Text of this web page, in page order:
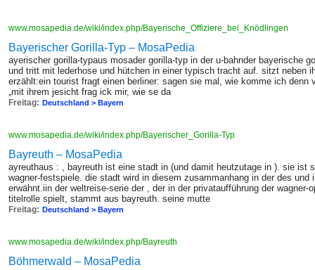
www.mosapedia.de/wiki/index.php/Bayerische_Offiziere_bei_Knödlingen
Bayerischer Gorilla-Typ – MosaPedia
ayerischer gorilla-typaus mosader gorilla-typ in der u-bahnder bayerische
und tritt mit lederhose und hütchen in einer typisch tracht auf. sitzt neben
erzählt:ein tourist fragt einen berliner: sagen sie mal, wie komme ich denn
„mit ihrem jesicht frag ick mir, wie se da
Freitag: Deutschland > Bayern
www.mosapedia.de/wiki/index.php/Bayerischer_Gorilla-Typ
Bayreuth – MosaPedia
ayreuthaus : , bayreuth ist eine stadt in (und damit heutzutage in ). sie ist
wagner-festspiele. die stadt wird in diesem zusammanhang in der des und
erwähnt.iin der weltreise-serie der , der in der privataufführung der
titelrolle spielt, stammt aus bayreuth. seine mutte
Freitag: Deutschland > Bayern
www.mosapedia.de/wiki/index.php/Bayreuth
Böhmerwald – MosaPedia